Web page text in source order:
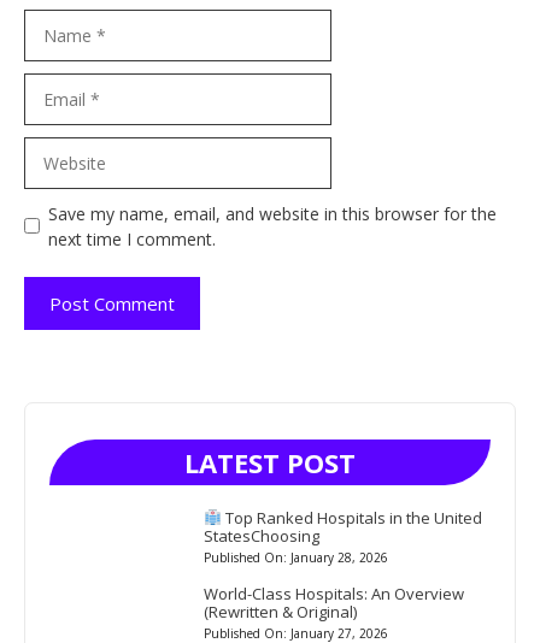
Save my name, email, and website in this browser for the
next time I comment.
LATEST POST
Top Ranked Hospitals in the United
StatesChoosing
Published On: January 28, 2026
World-Class Hospitals: An Overview
(Rewritten & Original)
Published On: January 27, 2026